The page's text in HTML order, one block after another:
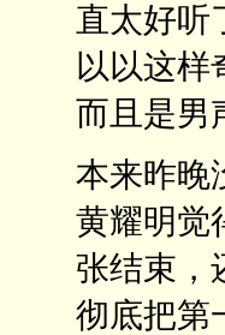
直太好听
以以这样
而且是男
本来昨晚
黄耀明觉
张结束，
彻底把第